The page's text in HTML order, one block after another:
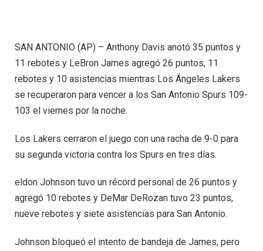
SAN ANTONIO (AP) – Anthony Davis anotó 35 puntos y
11 rebotes y LeBron James agregó 26 puntos, 11
rebotes y 10 asistencias mientras Los Ángeles Lakers
se recuperaron para vencer a los San Antonio Spurs 109-
103 el viernes por la noche.
Los Lakers cerraron el juego con una racha de 9-0 para
su segunda victoria contra los Spurs en tres días.
eldon Johnson tuvo un récord personal de 26 puntos y
agregó 10 rebotes y DeMar DeRozan tuvo 23 puntos,
nueve rebotes y siete asistencias para San Antonio.
Johnson bloqueó el intento de bandeja de James, pero